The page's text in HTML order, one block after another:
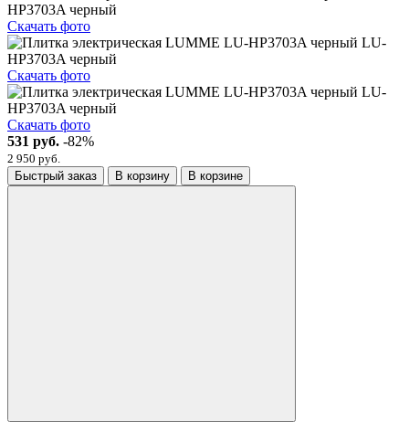
Скачать фото
Скачать фото
Скачать фото
531 руб. -82%
2 950 руб.
Быстрый заказ
В корзину В корзине